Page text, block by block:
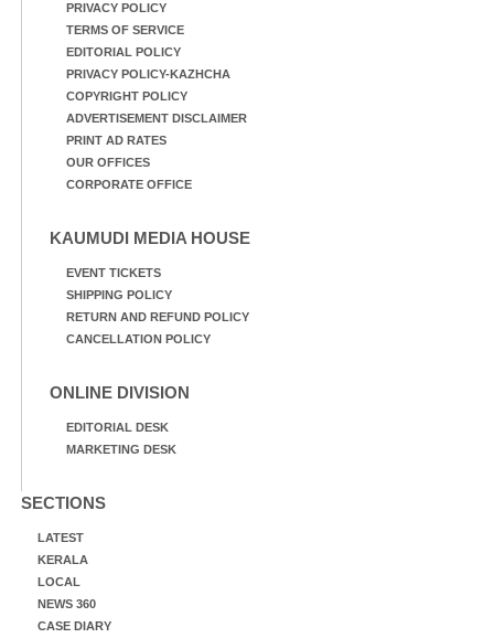
PRIVACY POLICY
TERMS OF SERVICE
EDITORIAL POLICY
PRIVACY POLICY-KAZHCHA
COPYRIGHT POLICY
ADVERTISEMENT DISCLAIMER
PRINT AD RATES
OUR OFFICES
CORPORATE OFFICE
KAUMUDI MEDIA HOUSE
EVENT TICKETS
SHIPPING POLICY
RETURN AND REFUND POLICY
CANCELLATION POLICY
ONLINE DIVISION
EDITORIAL DESK
MARKETING DESK
SECTIONS
LATEST
KERALA
LOCAL
NEWS 360
CASE DIARY